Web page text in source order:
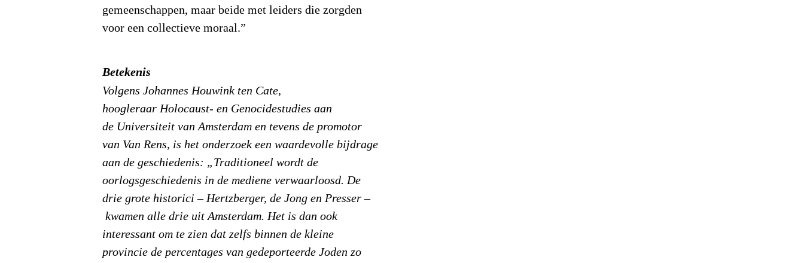
gemeenschappen, maar beide met leiders die zorgden
voor een collectieve moraal.”
Betekenis
Volgens Johannes Houwink ten Cate,
hoogleraar Holocaust- en Genocidestudies aan
de Universiteit van Amsterdam en tevens de promotor
van Van Rens, is het onderzoek een waardevolle bijdrage
aan de geschiedenis: „Traditioneel wordt de
oorlogsgeschiedenis in de mediene verwaarloosd. De
drie grote historici – Hertzberger, de Jong en Presser –
kwamen alle drie uit Amsterdam. Het is dan ook
interessant om te zien dat zelfs binnen de kleine
provincie de percentages van gedeporteerde Joden zo